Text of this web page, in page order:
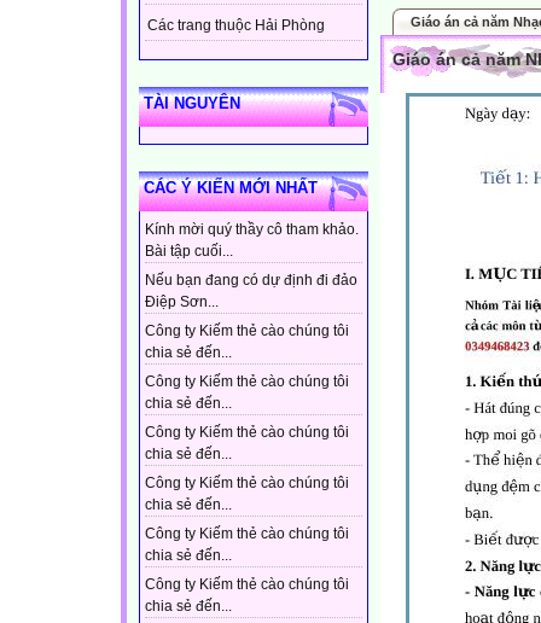
Các trang thuộc Hải Phòng
TÀI NGUYÊN
CÁC Ý KIẾN MỚI NHẤT
Kính mời quý thầy cô tham khảo.
Bài tập cuối...
Nếu bạn đang có dự định đi đảo
Điệp Sơn...
Công ty Kiếm thẻ cào chúng tôi
chia sẻ đến...
Công ty Kiếm thẻ cào chúng tôi
chia sẻ đến...
Công ty Kiếm thẻ cào chúng tôi
chia sẻ đến...
Công ty Kiếm thẻ cào chúng tôi
chia sẻ đến...
Công ty Kiếm thẻ cào chúng tôi
chia sẻ đến...
Công ty Kiếm thẻ cào chúng tôi
chia sẻ đến...
Giáo án cả năm
Giáo án cả năm